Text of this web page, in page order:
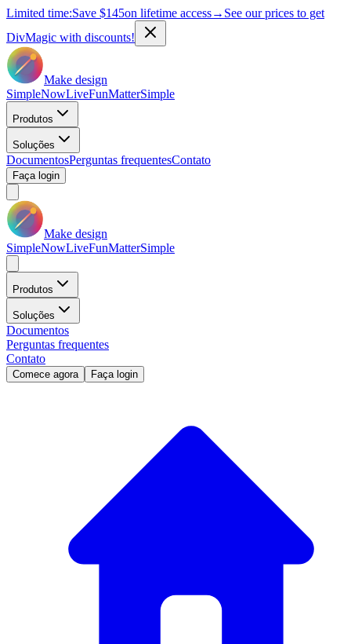
Limited time:Save $145on lifetime access→ See our prices to get
DivMagic with discounts!
Make design
SimpleNowLiveFunMatterSimple
Produtos
Soluções
DocumentosPerguntas frequentesContato
Faça login
Make design
SimpleNowLiveFunMatterSimple
Produtos
Soluções
Documentos
Perguntas frequentes
Contato
Comece agora Faça login